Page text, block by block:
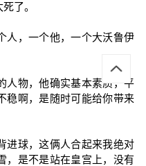
了。
人，一个他，一个大沃鲁伊
人物，他确实基本素质，平
稳啊，是随时可能给你带来
进球，这俩人合起来我绝对
，是不是站在皇宫上，没有